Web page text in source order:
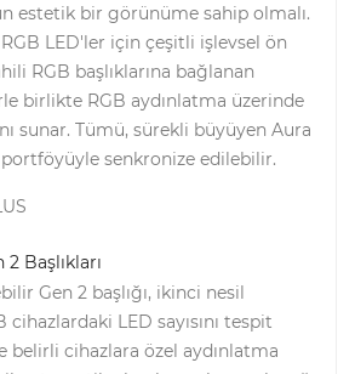
estetik bir görünüme sahip olmalı.
LED'ler için çeşitli işlevsel ön
RGB başlıklarına bağlanan
birlikte RGB aydınlatma üzerinde
sunar. Tümü, sürekli büyüyen Aura
senkronize edilebilir.
Başlıkları
Gen 2 başlığı, ikinci nesil
LED sayısını tespit
belirli cihazlara özel aydınlatma